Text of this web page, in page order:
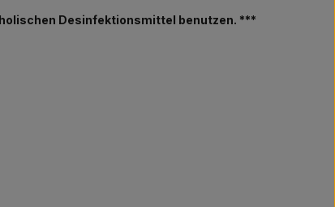
Desinfektionsmittel benutzen. ***